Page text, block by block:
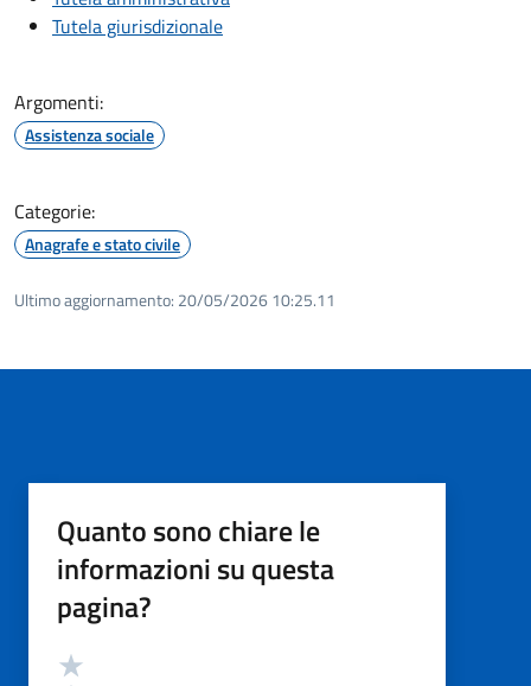
Tutela giurisdizionale
Argomenti:
Assistenza sociale
Categorie:
Anagrafe e stato civile
Ultimo aggiornamento: 20/05/2026 10:25.11
Quanto sono chiare le
informazioni su questa
pagina?
Valutazione